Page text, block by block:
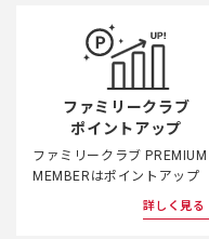
ファミリークラブ
ポイントアップ
ファミリークラブ PREMIUM
MEMBERはポイントアップ
詳しく見る